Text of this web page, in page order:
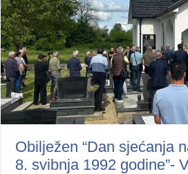
Obilježen “Dan sjećanja
8. svibnja 1992 godine”-